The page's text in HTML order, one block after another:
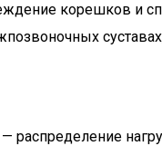
корешков и